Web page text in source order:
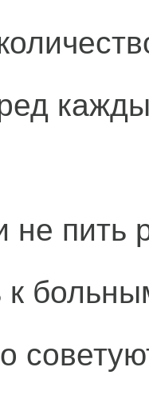
не пить
к